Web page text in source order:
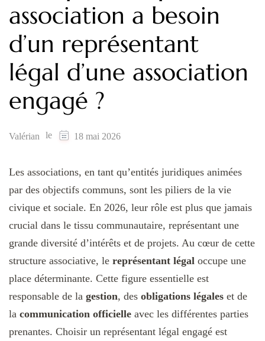
association a besoin
d’un représentant
légal d’une association
engagé ?
Valérian le 18 mai 2026
Les associations, en tant qu’entités juridiques animées
par des objectifs communs, sont les piliers de la vie
civique et sociale. En 2026, leur rôle est plus que jamais
crucial dans le tissu communautaire, représentant une
grande diversité d’intérêts et de projets. Au cœur de cette
structure associative, le représentant légal occupe une
place déterminante. Cette figure essentielle est
responsable de la gestion, des obligations légales et de
la communication officielle avec les différentes parties
prenantes. Choisir un représentant légal engagé est